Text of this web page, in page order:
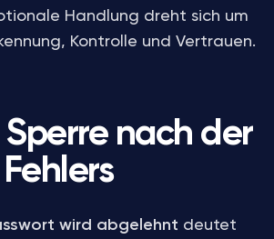
Handlung dreht sich um
Kontrolle und Vertrauen.
Sperre nach der
wird abgelehnt deutet